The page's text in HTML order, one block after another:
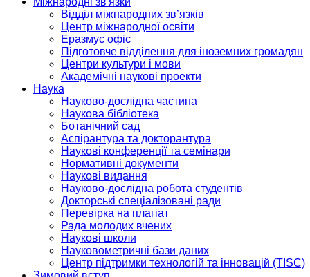
Відділ міжнародних зв’язків
Центр міжнародної освіти
Еразмус офіс
Підготовче відділення для іноземних громадян
Центри культури і мови
Академічні наукові проекти
Наука
Науково-дослідна частина
Наукова бібліотека
Ботанічний сад
Аспірантура та докторантура
Наукові конференції та семінари
Нормативні документи
Наукові видання
Науково-дослідна робота студентів
Докторські спеціалізовані ради
Перевірка на плагіат
Рада молодих вчених
Наукові школи
Науковометричні бази даних
Центр підтримки технологій та інновацій (TISC)